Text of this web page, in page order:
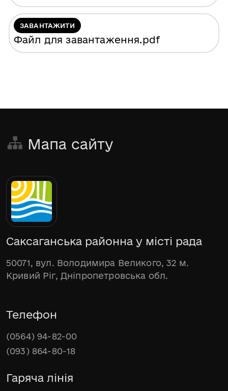
ЗАВАНТАЖИТИ
Файл для завантаження.pdf
Мапа сайту
Саксаганська районна у місті рада
50071, вул. Володимира Великого, 32 м.
Кривий Ріг, Дніпропетровська обл.
Телефон
(0564) 94-82-00
(093) 864-80-18
Гаряча лінія